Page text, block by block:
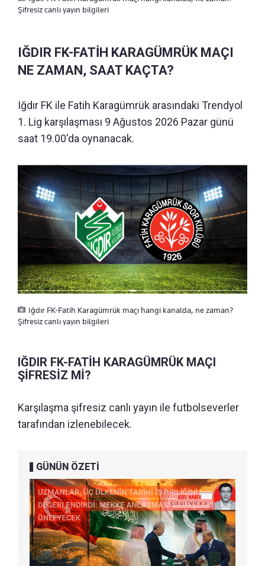
Şifresiz canlı yayın bilgileri
IĞDIR FK-FATİH KARAGÜMRÜK MAÇI
NE ZAMAN, SAAT KAÇTA?
Iğdır FK ile Fatih Karagümrük arasındaki Trendyol
1. Lig karşılaşması 9 Ağustos 2026 Pazar günü
saat 19.00'da oynanacak.
Iğdır FK-Fatih Karagümrük maçı hangi kanalda, ne zaman?
Şifresiz canlı yayın bilgileri
IĞDIR FK-FATİH KARAGÜMRÜK MAÇI
ŞİFRESİZ Mİ?
Karşılaşma şifresiz canlı yayın ile futbolseverler
tarafından izlenebilecek.
GÜNÜN ÖZETİ